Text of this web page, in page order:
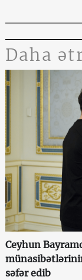
Daha
Ceyhun
səfər edib